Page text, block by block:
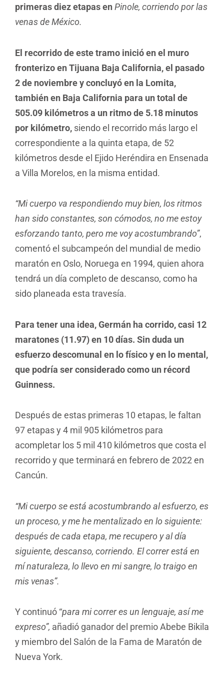
primeras diez etapas enPinole, corriendo por las
venas de México.
El recorrido de este tramo inició en el muro
fronterizo en Tijuana Baja California, el pasado
2 de noviembre y concluyó en la Lomita,
también en Baja California para un total de
505.09 kilómetros a un ritmo de 5.18 minutos
por kilómetro, siendo el recorrido más largo el
correspondiente a la quinta etapa, de 52
kilómetros desde el Ejido Heréndira en Ensenada
a Villa Morelos, en la misma entidad.
“Mi cuerpo va respondiendo muy bien, los ritmos
han sido constantes, son cómodos, no me estoy
esforzando tanto, pero me voy acostumbrando”,
comentó el subcampeón del mundial de medio
maratón en Oslo, Noruega en 1994, quien ahora
tendrá un día completo de descanso, como ha
sido planeada esta travesía.
Para tener una idea, Germán ha corrido, casi 12
maratones (11.97) en 10 días. Sin duda un
esfuerzo descomunal en lo físico y en lo mental,
que podría ser considerado como un récord
Guinness.
Después de estas primeras 10 etapas, le faltan
97 etapas y 4 mil 905 kilómetros para
acompletar los 5 mil 410 kilómetros que costa el
recorrido y que terminará en febrero de 2022 en
Cancún.
“Mi cuerpo se está acostumbrando al esfuerzo, es
un proceso, y me he mentalizado en lo siguiente:
después de cada etapa, me recupero y al día
siguiente, descanso, corriendo. El correr está en
mí naturaleza, lo llevo en mi sangre, lo traigo en
mis venas”.
Y continuó “para mi correr es un lenguaje, así me
expreso”, añadió ganador del premio Abebe Bikila
y miembro del Salón de la Fama de Maratón de
Nueva York.